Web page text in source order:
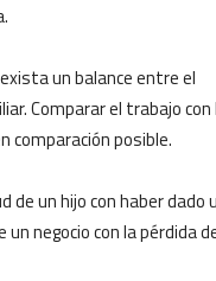
un balance entre el
Comparar el trabajo
comparación posible.
de un hijo con haber
negocio con la pérdida